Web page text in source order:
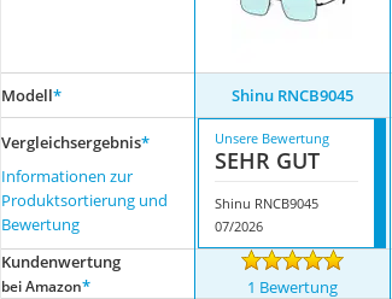
Modell* Shinu RNCB9045
Vergleichsergebnis*
Informationen zur
Produktsortierung und
Bewertung
Unsere Bewertung
SEHR GUT
Shinu RNCB9045
07/2026
Kundenwertung
bei Amazon* 1 Bewertung